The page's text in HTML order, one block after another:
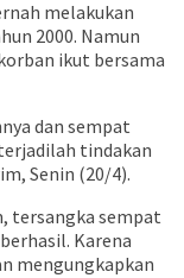
melakukan
2000. Namun
ikut bersama
dan sempat
tindakan
Senin (20/4).
tersangka sempat
Karena
mengungkapkan